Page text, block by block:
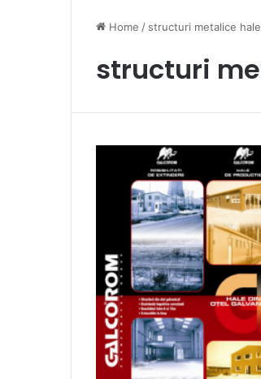
Home / structuri metalice
structuri